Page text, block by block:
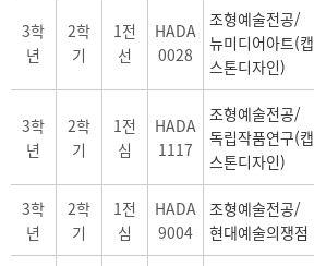
3학
년
2학
기
1전
선
HADA
0028
조형예술전공/
뉴미디어아트(캡
스톤디자인)
3학
년
2학
기
1전
심
HADA
1117
조형예술전공/
독립작품연구(캡
스톤디자인)
3학
년
2학
기
1전
심
HADA
9004
조형예술전공/
현대예술의쟁점